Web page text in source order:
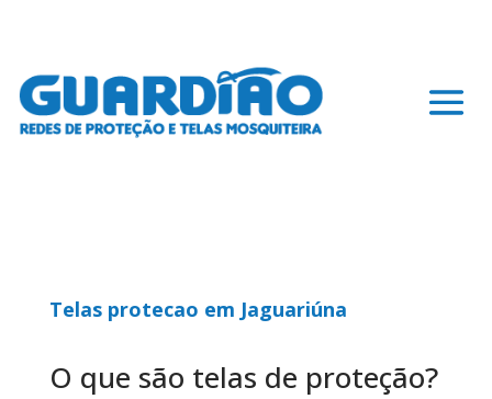
Telas protecao em Jaguariúna
O que são telas de proteção?